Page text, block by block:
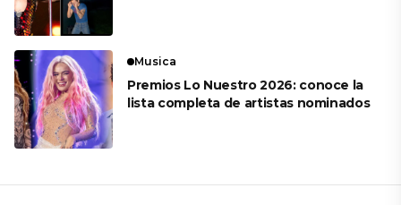
Musica
Premios Lo Nuestro 2026: conoce la
lista completa de artistas nominados